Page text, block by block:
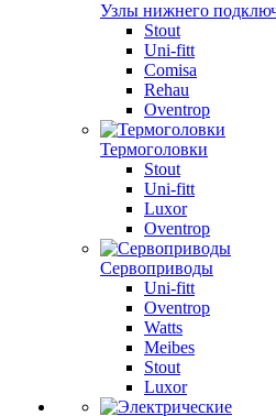
Узлы нижнего
Stout
Uni-fitt
Comisa
Rehau
Oventrop
Термоголовки
Stout
Uni-fitt
Luxor
Oventrop
Сервоприводы
Uni-fitt
Oventrop
Watts
Meibes
Stout
Luxor